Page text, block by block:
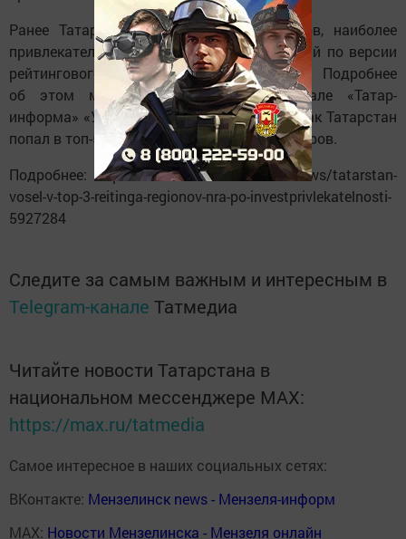
Ранее Татарстан вошел в топ-5 регионов, наиболее
привлекательных для вложения инвестиций по версии
рейтингового агентства «Эксперт РА». Подробнее
об этом можно прочитать в материале «Татар-
информа» «Умение и желание работать»: как Татарстан
попал в топ-5 лучших регионов для инвесторов.
Подробнее: https://www. tatar-inform. ru/news/tatarstan-
vosel-v-top-3-reitinga-regionov-nra-po-investprivlekatelnosti-
5927284
Следите за самым важным и интересным в
Telegram-канале Татмедиа
Читайте новости Татарстана в
национальном мессенджере MАХ:
https://max.ru/tatmedia
Самое интересное в наших социальных сетях:
ВКонтакте: Мензелинск news - Мензеля-информ
MAX: Новости Мензелинска - Мензеля онлайн